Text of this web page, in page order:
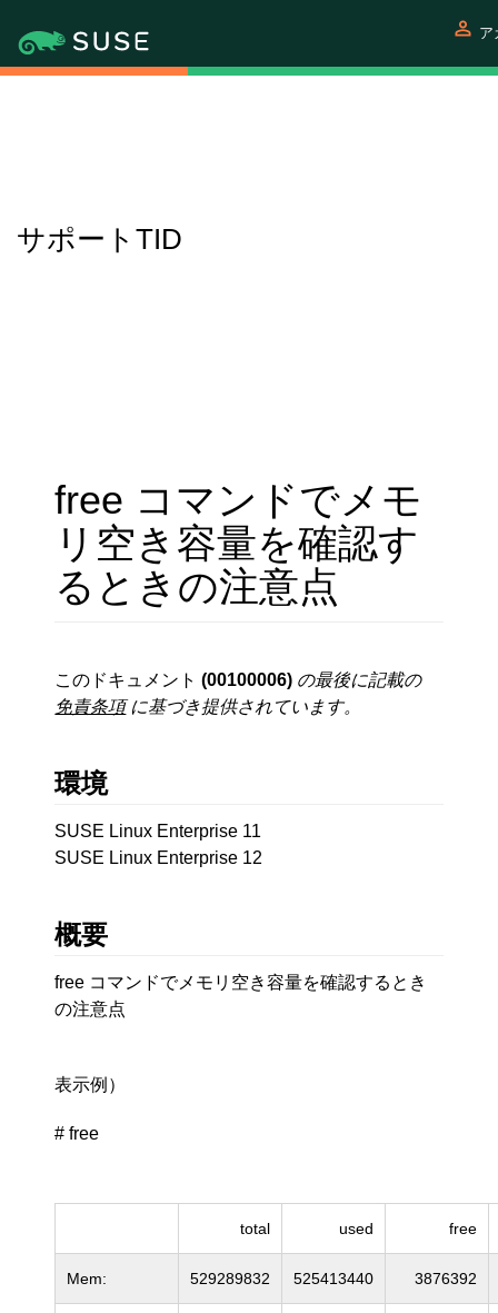
person ア
サポートTID
free コマンドでメモ
リ空き容量を確認す
るときの注意点
このドキュメント(00100006) の最後に記載の
免責条項に基づき提供されています。
環境
SUSE Linux Enterprise 11
SUSE Linux Enterprise 12
概要
free コマンドでメモリ空き容量を確認するとき
の注意点
表示例）
# free
total used free
Mem: 529289832 525413440 3876392